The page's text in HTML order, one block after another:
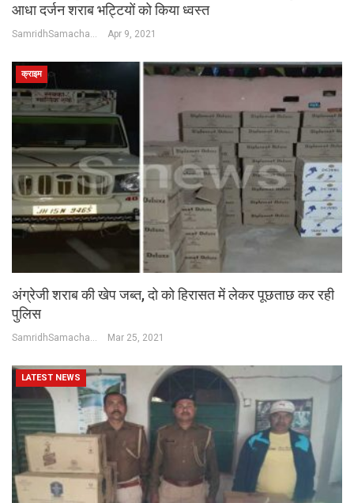
आधा दर्जन शराब भट्टियों को किया ध्वस्त
Apr 9, 2021
क्राइम
अंग्रेजी शराब की खेप जब्त, दो को हिरासत में लेकर पूछताछ कर रही
पुलिस
SamridhSamachar Desk Mar 25, 2021
LATEST NEWS